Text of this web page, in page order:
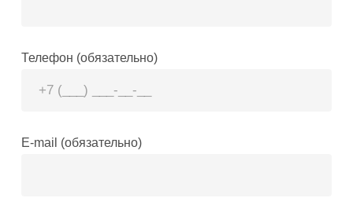
Телефон (обязательно)
E-mail (обязательно)